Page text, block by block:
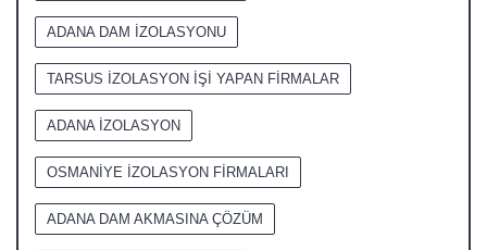
ADANA DAM İZOLASYONU
TARSUS İZOLASYON İŞİ YAPAN FİRMALAR
ADANA İZOLASYON
OSMANİYE İZOLASYON FİRMALARI
ADANA DAM AKMASINA ÇÖZÜM